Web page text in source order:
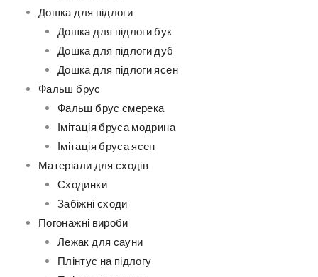
Дошка для підлоги
Дошка для підлоги бук
Дошка для підлоги дуб
Дошка для підлоги ясен
Фальш брус
Фальш брус смерека
Імітація бруса модрина
Імітація бруса ясен
Матеріали для сходів
Сходинки
Забіжні сходи
Погонажні вироби
Лежак для сауни
Плінтус на підлогу